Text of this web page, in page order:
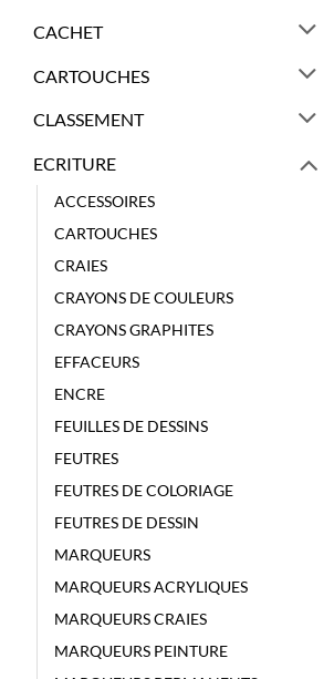
CACHET
CARTOUCHES
CLASSEMENT
ECRITURE
ACCESSOIRES
CARTOUCHES
CRAIES
CRAYONS DE COULEURS
CRAYONS GRAPHITES
EFFACEURS
ENCRE
FEUILLES DE DESSINS
FEUTRES
FEUTRES DE COLORIAGE
FEUTRES DE DESSIN
MARQUEURS
MARQUEURS ACRYLIQUES
MARQUEURS CRAIES
MARQUEURS PEINTURE
ECRITURE